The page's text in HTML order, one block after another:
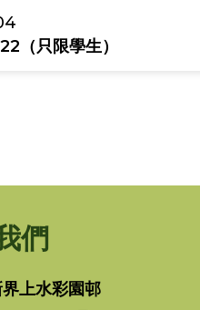
（只限學生）
們
上水彩園邨